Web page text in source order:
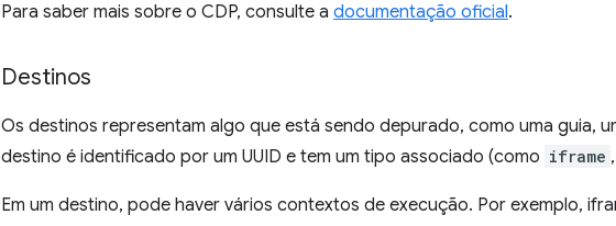
Para saber mais sobre o CDP, consulte a documentação oficial.
Destinos
Os destinos representam algo que está sendo depurado, como uma guia,
destino é identificado por um UUID e tem um tipo associado (como iframe ,
Em um destino, pode haver vários contextos de execução. Por exemplo,